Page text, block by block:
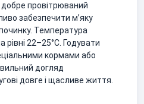
провітрюваний
забезпечити м’яку
Температура
22–25°C. Годувати
кормами або
догляд
довге і щасливе життя.